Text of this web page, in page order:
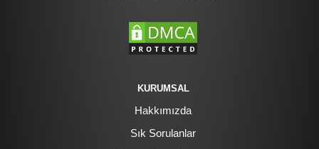
KURUMSAL
Hakkımızda
Sık Sorulanlar